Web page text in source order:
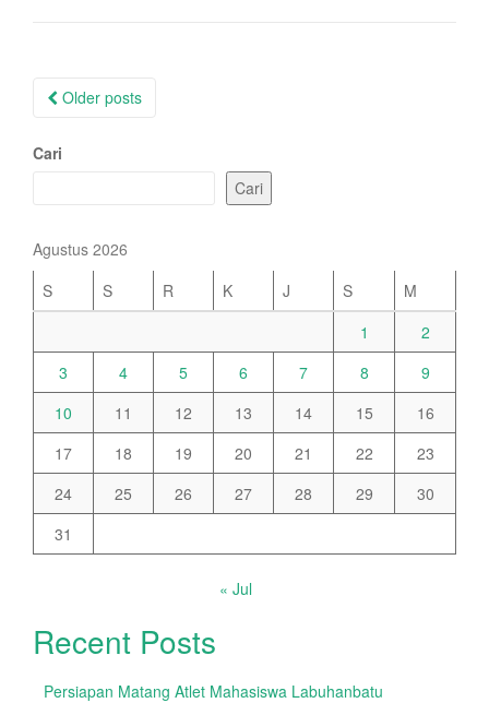
Posts
Older posts
Cari
Cari
Agustus 2026
S
S R K J S
M
1
2
3
4 5 6 7 8
9
10
11 12 13 14 15
16
17
18 19 20 21 22
23
24
25 26 27 28 29
30
31
« Jul
Recent Posts
Persiapan Matang Atlet Mahasiswa Labuhanbatu